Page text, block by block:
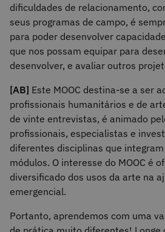
dificuldades de relacionamento,
seus programas de campo, é
para poder desenvolver
que nos possam equipar para
desenvolver, e avaliar outros
[AB] Este MOOC destina-se a ser
profissionais humanitários e de
de vinte entrevistas, é animado
profissionais, especialistas e
diferentes disciplinas que integram
módulos. O interesse do MOOC é
diversificado dos usos da arte na
emergencial.
Portanto, aprendemos com uma